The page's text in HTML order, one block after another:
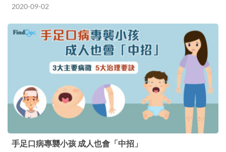
2020-09-02
手足口病專襲小孩 成人也會「中招」